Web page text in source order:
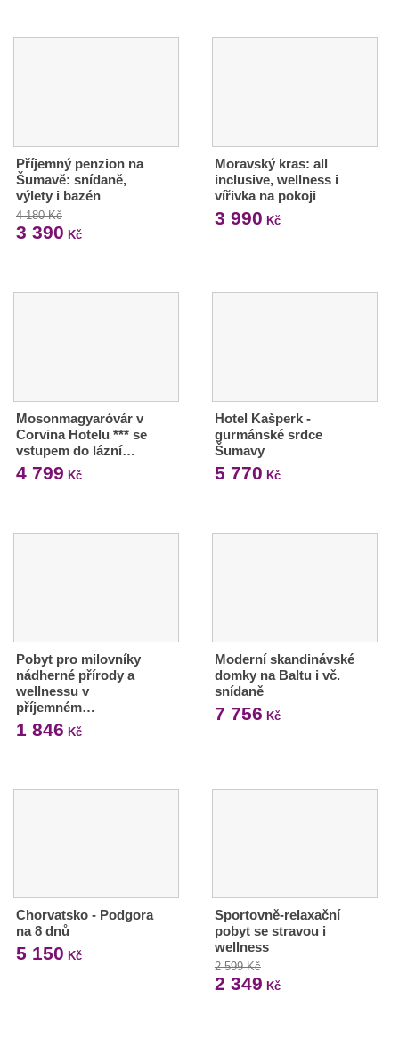
Příjemný penzion na
Šumavě: snídaně,
výlety i bazén
4 180 Kč
3 390 Kč
Moravský kras: all
inclusive, wellness i
vířivka na pokoji
3 990 Kč
Mosonmagyaróvár v
Corvina Hotelu *** se
vstupem do lázní…
4 799 Kč
Hotel Kašperk -
gurmánské srdce
Šumavy
5 770 Kč
Pobyt pro milovníky
nádherné přírody a
wellnessu v
příjemném…
1 846 Kč
Moderní skandinávské
domky na Baltu i vč.
snídaně
7 756 Kč
Chorvatsko - Podgora
na 8 dnů
5 150 Kč
Sportovně-relaxační
pobyt se stravou i
wellness
2 599 Kč
2 349 Kč